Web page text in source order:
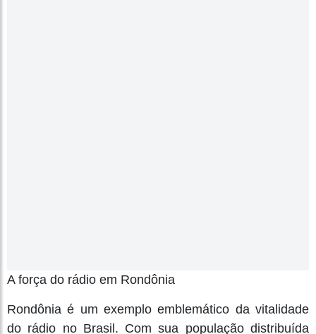
A força do rádio em Rondônia
Rondônia é um exemplo emblemático da vitalidade
do rádio no Brasil. Com sua população distribuída